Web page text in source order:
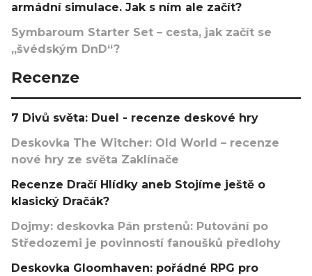
armádní simulace. Jak s ním ale začít?
Symbaroum Starter Set – cesta, jak začít se
„švédským DnD“?
Recenze
7 Divů světa: Duel - recenze deskové hry
Deskovka The Witcher: Old World – recenze
nové hry ze světa Zaklínače
Recenze Dračí Hlídky aneb Stojíme ještě o
klasický Dračák?
Dojmy: deskovka Pán prstenů: Putování po
Středozemi je povinností fanoušků předlohy
Deskovka Gloomhaven: pořádné RPG pro